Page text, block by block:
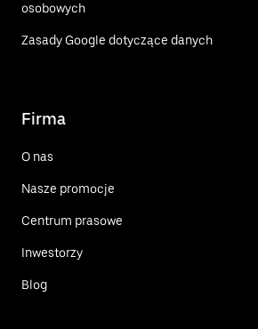
osobowych
Zasady Google dotyczące danych
Firma
O nas
Nasze promocje
Centrum prasowe
Inwestorzy
Blog